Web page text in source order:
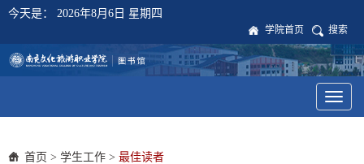
今天是： 2026年8月6日 星期四
学院首页 搜索
Toggle
首页 > 学生工作 > 最佳读者